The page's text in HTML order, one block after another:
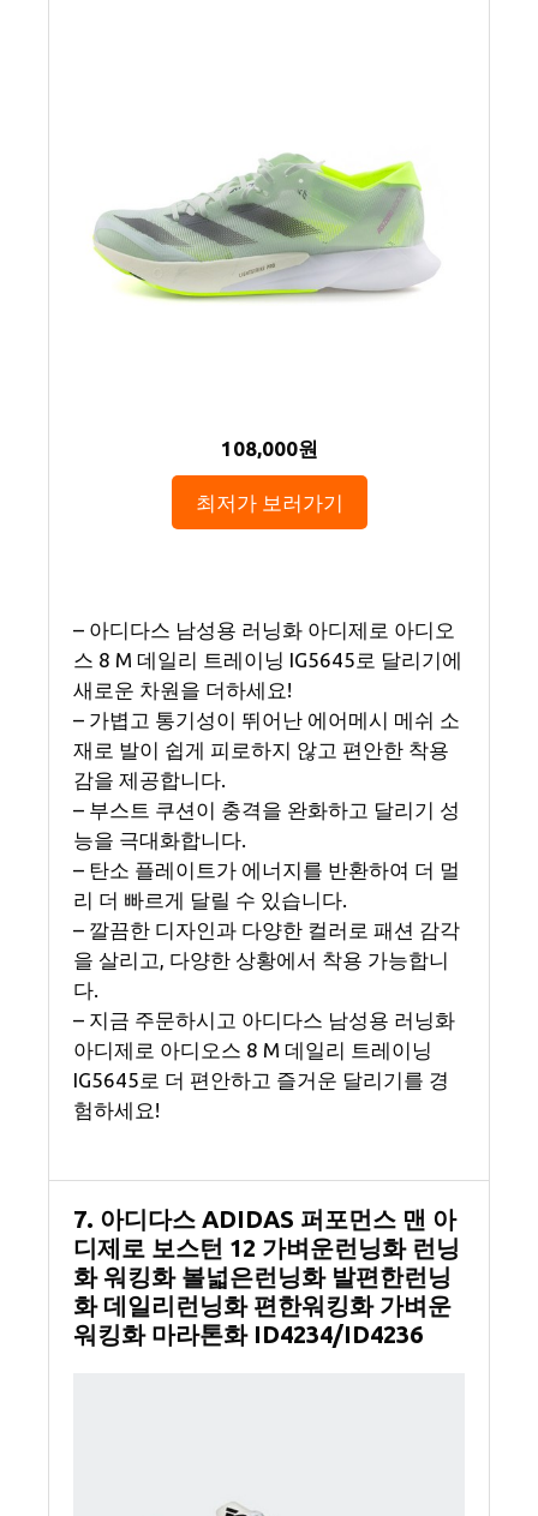
108,000원
최저가 보러가기
– 아디다스 남성용 러닝화 아디제로 아디오
스 8 M 데일리 트레이닝 IG5645로 달리기에
새로운 차원을 더하세요!
– 가볍고 통기성이 뛰어난 에어메시 메쉬 소
재로 발이 쉽게 피로하지 않고 편안한 착용
감을 제공합니다.
– 부스트 쿠션이 충격을 완화하고 달리기 성
능을 극대화합니다.
– 탄소 플레이트가 에너지를 반환하여 더 멀
리 더 빠르게 달릴 수 있습니다.
– 깔끔한 디자인과 다양한 컬러로 패션 감각
을 살리고, 다양한 상황에서 착용 가능합니
다.
– 지금 주문하시고 아디다스 남성용 러닝화
아디제로 아디오스 8 M 데일리 트레이닝
IG5645로 더 편안하고 즐거운 달리기를 경
험하세요!
7. 아디다스 ADIDAS 퍼포먼스 맨 아
디제로 보스턴 12 가벼운런닝화 런닝
화 워킹화 볼넓은런닝화 발편한런닝
화 데일리런닝화 편한워킹화 가벼운
워킹화 마라톤화 ID4234/ID4236